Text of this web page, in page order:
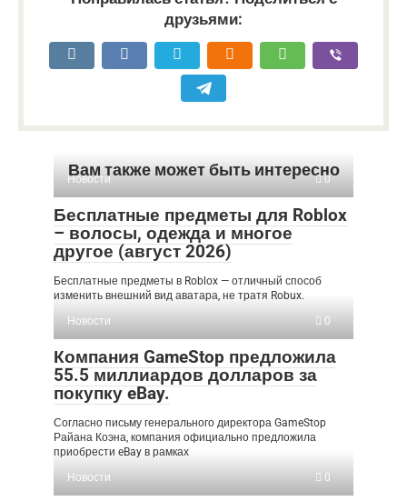
друзьями:
Вам также может быть интересно
Новости 0
Бесплатные предметы для Roblox
– волосы, одежда и многое
другое (август 2026)
Бесплатные предметы в Roblox — отличный способ
изменить внешний вид аватара, не тратя Robux.
Новости
0
Компания GameStop предложила
55.5 миллиардов долларов за
покупку eBay.
Согласно письму генерального директора GameStop
Райана Коэна, компания официально предложила
приобрести eBay в рамках
Новости
0